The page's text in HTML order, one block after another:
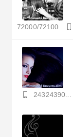
72000/72100
24324390...